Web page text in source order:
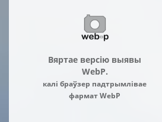
Вяртае версію выявы
WebP.
калі браўзер падтрымлівае
фармат WebP